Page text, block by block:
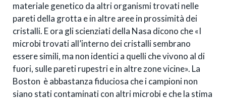
materiale genetico da altri organismi trovati nelle
pareti della grotta e in altre aree in prossimità dei
cristalli. E ora gli scienziati della Nasa dicono che «I
microbi trovati all’interno dei cristalli sembrano
essere simili, ma non identici a quelli che vivono al di
fuori, sulle pareti rupestri e in altre zone vicine». La
Boston è abbastanza fiduciosa che i campioni non
siano stati contaminati con altri microbi e che la stima